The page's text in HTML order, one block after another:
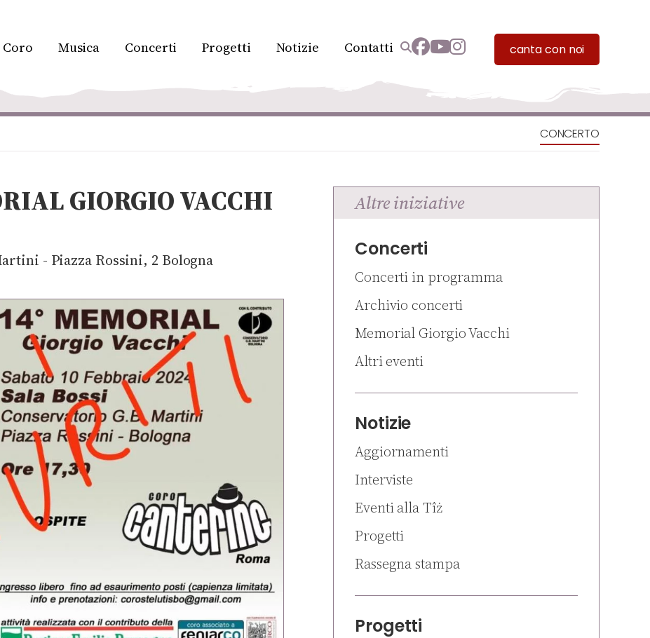
Coro Musica Concerti Progetti Notizie Contatti canta con noi
CONCERTO
GIORGIO VACCHI
- Piazza Rossini, 2 Bologna
Altre iniziative
Concerti
Concerti in programma
Archivio concerti
Memorial Giorgio Vacchi
Altri eventi
Notizie
Aggiornamenti
Interviste
Eventi alla Tîż
Progetti
Rassegna stampa
Progetti